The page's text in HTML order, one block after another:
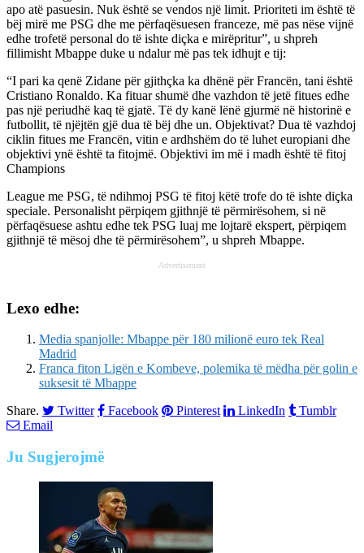
apo atë pasuesin. Nuk është se vendos një limit. Prioriteti im është të
bëj mirë me PSG dhe me përfaqësuesen franceze, më pas nëse vijnë
edhe trofetë personal do të ishte diçka e mirëpritur”, u shpreh
fillimisht Mbappe duke u ndalur më pas tek idhujt e tij:
“I pari ka qenë Zidane për gjithçka ka dhënë për Francën, tani është
Cristiano Ronaldo. Ka fituar shumë dhe vazhdon të jetë fitues edhe
pas një periudhë kaq të gjatë. Të dy kanë lënë gjurmë në historinë e
futbollit, të njëjtën gjë dua të bëj dhe un. Objektivat? Dua të vazhdoj
ciklin fitues me Francën, vitin e ardhshëm do të luhet europiani dhe
objektivi ynë është ta fitojmë. Objektivi im më i madh është të fitoj
Champions
League me PSG, të ndihmoj PSG të fitoj këtë trofe do të ishte diçka
speciale. Personalisht përpiqem gjithnjë të përmirësohem, si në
përfaqësuese ashtu edhe tek PSG luaj me lojtarë ekspert, përpiqem
gjithnjë të mësoj dhe të përmirësohem”, u shpreh Mbappe.
Advertisement
Lexo edhe:
Media spanjolle: Mbappe për 180 milionë euro tek Real
Madrid
Franca fiton Ligën e Kombeve, polemika të mëdha për golin e
suksesit të Mbappe
Share.
Twitter Facebook Pinterest LinkedIn
Tumblr
Email
Ju Sugjerojmë